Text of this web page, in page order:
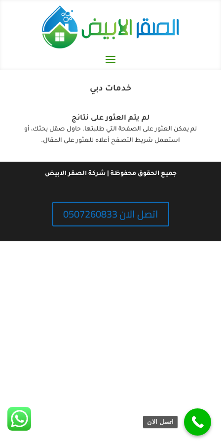
خدمات دبي
لم يتم العثور على نتائج
لم يمكن العثور على الصفحة التي طلبتها. حاول صقل بحثك، أو
استعمل شريط التصفح أعلاه للعثور على المقال.
جميع الحقوق محفوظة | شركة الصقر الابيض
اتصل الان 0507260833
اتصل الان